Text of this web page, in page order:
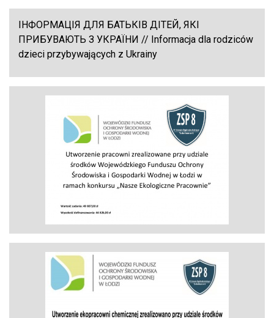
ІНФОРМАЦІЯ ДЛЯ БАТЬКІВ ДІТЕЙ, ЯКІ
ПРИБУВАЮТЬ З УКРАЇНИ // Informacja dla rodziców
dzieci przybywających z Ukrainy